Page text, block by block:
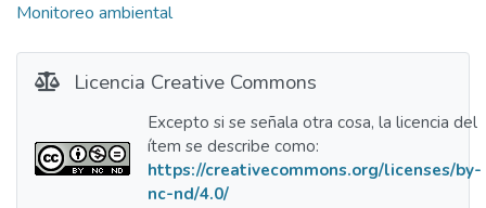
Monitoreo ambiental
Licencia Creative Commons
Excepto si se señala otra cosa, la licencia del
ítem se describe como:
https://creativecommons.org/licenses/by-
nc-nd/4.0/